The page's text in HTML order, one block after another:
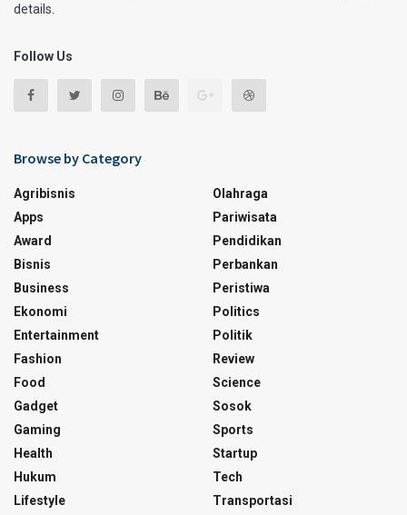
details.
Follow Us
Browse by Category
Agribisnis
Apps
Award
Bisnis
Business
Ekonomi
Entertainment
Fashion
Food
Gadget
Gaming
Health
Hukum
Lifestyle
Olahraga
Pariwisata
Pendidikan
Perbankan
Peristiwa
Politics
Politik
Review
Science
Sosok
Sports
Startup
Tech
Transportasi